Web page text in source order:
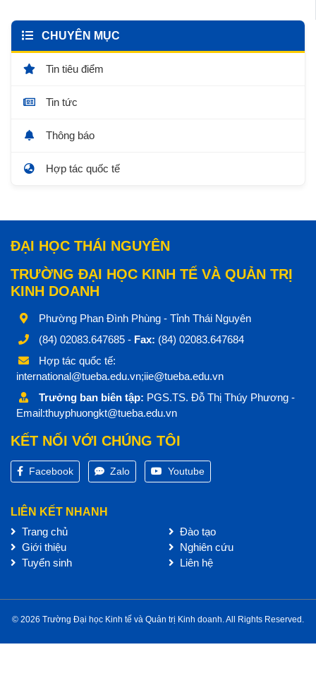
CHUYÊN MỤC
Tin tiêu điểm
Tin tức
Thông báo
Hợp tác quốc tế
ĐẠI HỌC THÁI NGUYÊN
TRƯỜNG ĐẠI HỌC KINH TẾ VÀ QUẢN TRỊ
KINH DOANH
Phường Phan Đình Phùng - Tỉnh Thái Nguyên
(84) 02083.647685 - Fax: (84) 02083.647684
Hợp tác quốc tế:
international@tueba.edu.vn;iie@tueba.edu.vn
Trưởng ban biên tập: PGS.TS. Đỗ Thị Thúy Phương -
Email:thuyphuongkt@tueba.edu.vn
KẾT NỐI VỚI CHÚNG TÔI
Facebook Zalo Youtube
LIÊN KẾT NHANH
Trang chủ
Giới thiệu
Tuyển sinh
Đào tạo
Nghiên cứu
Liên hệ
© 2026 Trường Đại học Kinh tế và Quản trị Kinh doanh. All Rights Reserved.